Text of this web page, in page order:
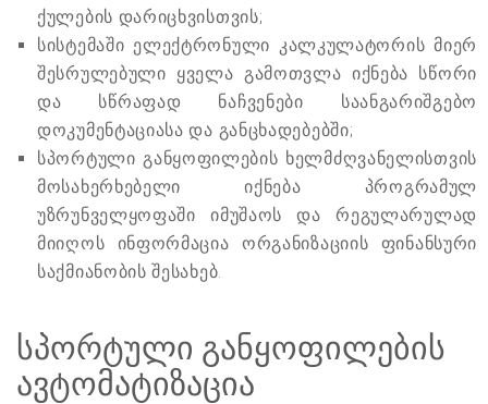
ქულების დარიცხვისთვის;
სისტემაში ელექტრონული კალკულატორის მიერ
შესრულებული ყველა გამოთვლა იქნება სწორი
და სწრაფად ნაჩვენები საანგარიშგებო
დოკუმენტაციასა და განცხადებებში;
სპორტული განყოფილების ხელმძღვანელისთვის
მოსახერხებელი იქნება პროგრამულ
უზრუნველყოფაში იმუშაოს და რეგულარულად
მიიღოს ინფორმაცია ორგანიზაციის ფინანსური
საქმიანობის შესახებ.
სპორტული განყოფილების
ავტომატიზაცია